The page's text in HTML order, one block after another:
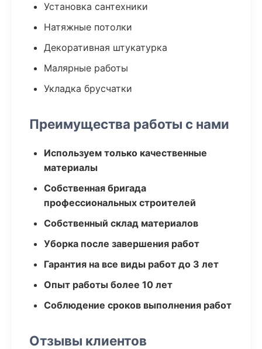
Установка сантехники
Натяжные потолки
Декоративная штукатурка
Малярные работы
Укладка брусчатки
Преимущества работы с нами
Используем только качественные
материалы
Собственная бригада
профессиональных строителей
Собственный склад материалов
Уборка после завершения работ
Гарантия на все виды работ до 3 лет
Опыт работы более 10 лет
Соблюдение сроков выполнения работ
Отзывы клиентов